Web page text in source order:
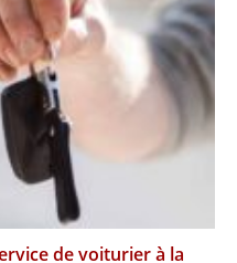
de voiturier à la